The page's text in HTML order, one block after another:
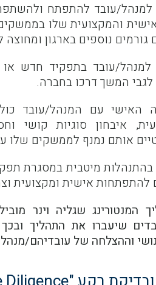
למנהל/עובד להתפתח
והמקצועית שלו
נוספים בארגון ומחוצה
למנהל/עובד בתפקיד חדש
המשך דרכו בחברה.
האישי עם המנהל/עובד
איבחון סוגיות קושי
אותם נמנף לממשקים שלו
בהתנהלות מיטבית במסגרת
להתפתחות אישית ומקצועית
המנטורינג שגליה וינר
שיעברו את התהליך
וההצלחה של עובדיהם/